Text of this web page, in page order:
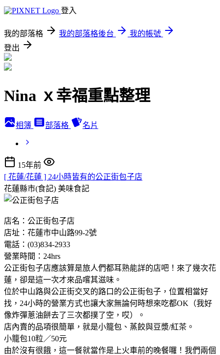
登入
我的部落格 我的部落格後台
我的帳號
登出
Nina ｘ幸福重點整理
相簿 部落格 名片
15年前
[ 花蓮/花蓮 ] 24小時皆有的公正街包子店
花蓮縣市(食記) 美味食記
店名：公正街包子店
店址：花蓮市中山路99-2號
電話：(03)834-2933
營業時間：24hrs
公正街包子店應該算是旅人們都耳熟能詳的店吧！來了幾次花
蓮，卻是這一次才來品嚐其滋味。
位於中山路與公正街交叉的路口的公正街包子，位置相當好
找，24小時的營業方式也讓大家無論何時想來吃都OK（我好
像炸彈蔥油餅去了三次都撲了空，哎）。
店內賣的品項很簡單，就是小籠包、蒸餃與豆漿/紅茶。
小籠包10粒／50元
由於沒有很餓，這一餐就當作是上火車前的晚餐囉！我們兩個